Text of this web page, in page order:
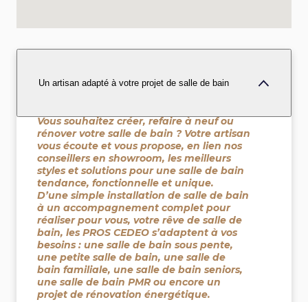
Un artisan adapté à votre projet de salle de bain
Vous souhaitez créer, refaire à neuf ou
rénover votre salle de bain ? Votre artisan
vous écoute et vous propose, en lien nos
conseillers en showroom, les meilleurs
styles et solutions pour une salle de bain
tendance, fonctionnelle et unique.
D’une simple installation de salle de bain
à un accompagnement complet pour
réaliser pour vous, votre rêve de salle de
bain, les PROS CEDEO s’adaptent à vos
besoins : une salle de bain sous pente,
une petite salle de bain, une salle de
bain familiale, une salle de bain seniors,
une salle de bain PMR ou encore un
projet de rénovation énergétique.